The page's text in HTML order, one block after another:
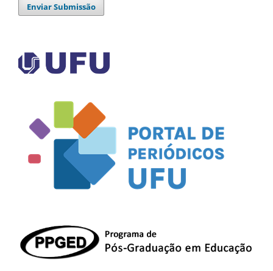
Enviar Submissão